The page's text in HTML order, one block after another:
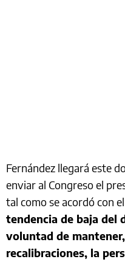
Fernández llegará este
enviar al Congreso el
tal como se acordó con
tendencia de baja del
voluntad de
recalibraciones, la